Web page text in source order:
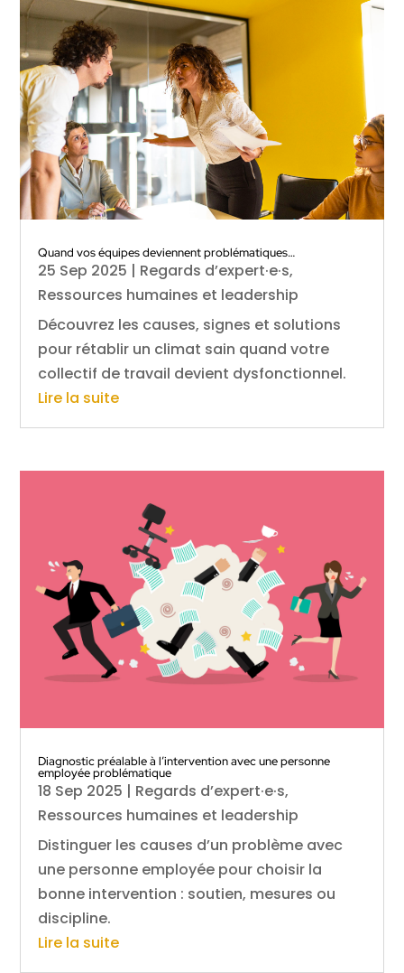
Quand vos équipes deviennent problématiques…
25 Sep 2025 | Regards d’expert·e·s,
Ressources humaines et leadership
Découvrez les causes, signes et solutions
pour rétablir un climat sain quand votre
collectif de travail devient dysfonctionnel.
Lire la suite
Diagnostic préalable à l’intervention avec une personne
employée problématique
18 Sep 2025 | Regards d’expert·e·s,
Ressources humaines et leadership
Distinguer les causes d’un problème avec
une personne employée pour choisir la
bonne intervention : soutien, mesures ou
discipline.
Lire la suite